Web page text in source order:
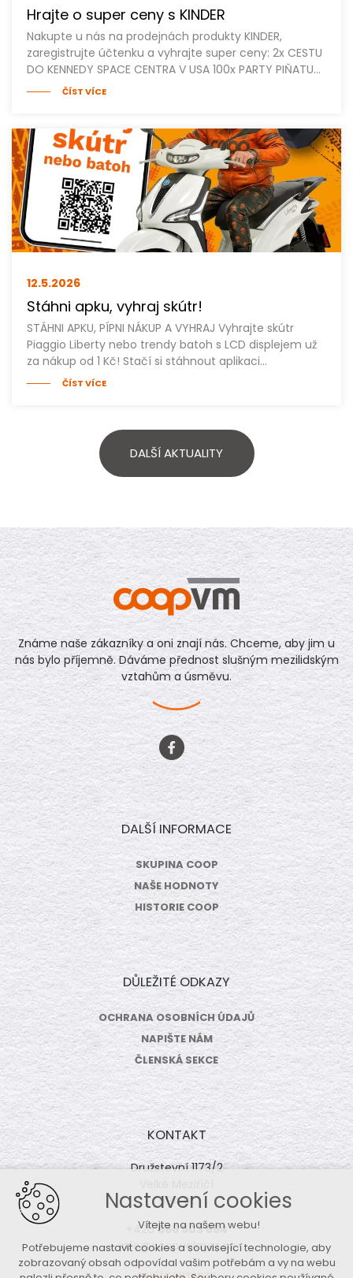
Hrajte o super ceny s KINDER
Nakupte u nás na prodejnách produkty KINDER,
zaregistrujte účtenku a vyhrajte super ceny: 2x CESTU
DO KENNEDY SPACE CENTRA V USA 100x PARTY PIŇATU…
ČÍST VÍCE
12.5.2026
Stáhni apku, vyhraj skútr!
STÁHNI APKU, PÍPNI NÁKUP A VYHRAJ Vyhrajte skútr
Piaggio Liberty nebo trendy batoh s LCD displejem už
za nákup od 1 Kč! Stačí si stáhnout aplikaci…
ČÍST VÍCE
DALŠÍ AKTUALITY
Známe naše zákazníky a oni znají nás. Chceme, aby jim u
nás bylo příjemně. Dáváme přednost slušným mezilidským
vztahům a úsměvu.
DALŠÍ INFORMACE
SKUPINA COOP
NAŠE HODNOTY
HISTORIE COOP
DŮLEŽITÉ ODKAZY
OCHRANA OSOBNÍCH ÚDAJŮ
NAPIŠTE NÁM
ČLENSKÁ SEKCE
KONTAKT
Družstevní 1173/2
594 01
+420566 503 854
info@coopvelmez.cz
DALŠÍ KONTAKTY
Nastavení cookies
Vítejte na našem webu!
Potřebujeme nastavit cookies a související technologie, aby
zobrazovaný obsah odpovídal vašim potřebám a vy na webu